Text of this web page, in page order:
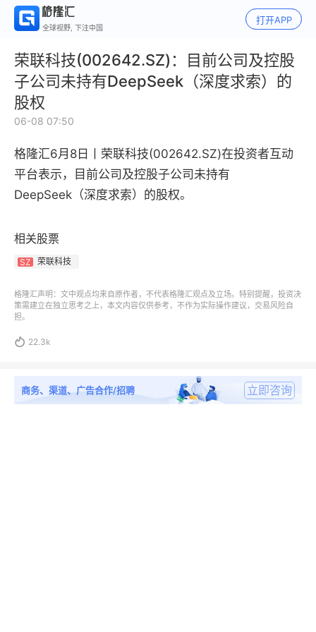
全球视野, 下注中国
打开APP
荣联科技(002642.SZ)：目前公司及控股
子公司未持有DeepSeek（深度求索）的
股权
06-08 07:50
格隆汇6月8日丨 荣联科技(002642.SZ)在投资者互动
平台表示，目前公司及控股子公司未持有
DeepSeek（深度求索）的股权。
相关股票
SZ 荣联科技
格隆汇声明：文中观点均来自原作者，不代表格隆汇观点及立场。特别提醒，投资决
策需建立在独立思考之上，本文内容仅供参考，不作为实际操作建议，交易风险自
担。
 22.3k
商务、渠道、广告合作/招聘 立即咨询